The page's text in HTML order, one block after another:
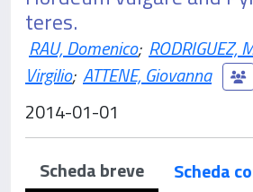
teres.
RAU, Domenico; RODRIGUEZ,
Virgilio; ATTENE, Giovanna
2014-01-01
Scheda breve
Scheda